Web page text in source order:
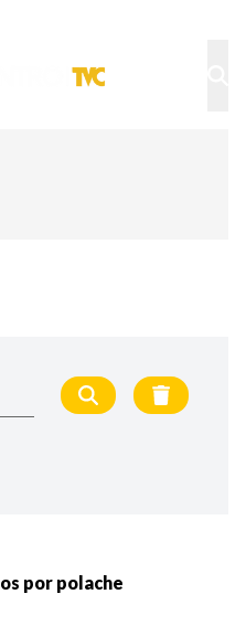
por polache